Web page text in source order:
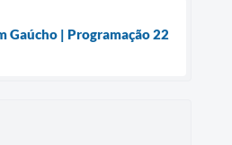
Gaúcho | Programação 22